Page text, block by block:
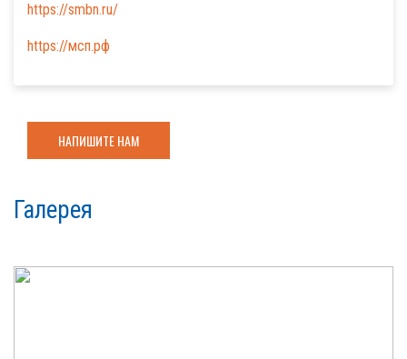
https://smbn.ru/
https://мсп.рф
НАПИШИТЕ НАМ
Галерея